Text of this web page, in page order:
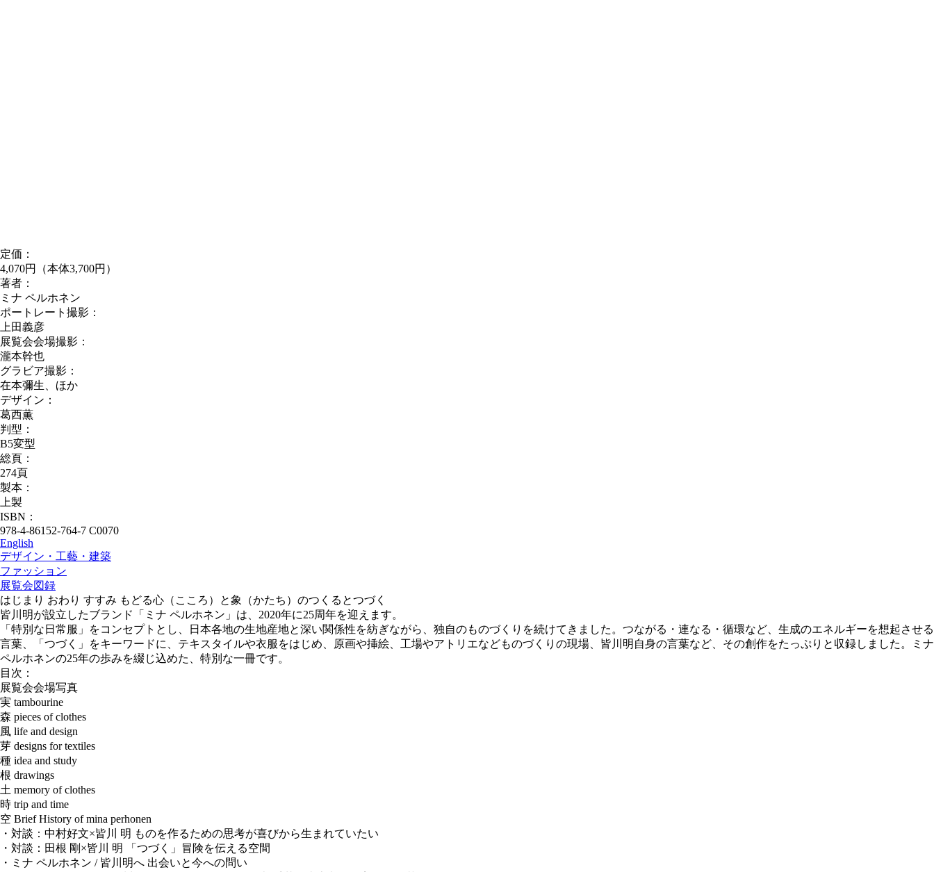
定価：
4,070円（本体3,700円）
著者：
ミナ ペルホネン
ポートレート撮影：
上田義彦
展覧会会場撮影：
瀧本幹也
グラビア撮影：
在本彌生、ほか
デザイン：
葛西薫
判型：
B5変型
総頁：
274頁
製本：
上製
ISBN：
978-4-86152-764-7 C0070
English
デザイン・工藝・建築
ファッション
展覧会図録
はじまり おわり すすみ もどる心（こころ）と象（かたち）のつくるとつづく
皆川明が設立したブランド「ミナ ペルホネン」は、2020年に25周年を迎えます。
「特別な日常服」をコンセプトとし、日本各地の生地産地と深い関係性を紡ぎながら、独自のものづくりを続けてきました。つながる・連なる・循環など、生成のエネルギーを想起させる
言葉、「つづく」をキーワードに、テキスタイルや衣服をはじめ、原画や挿絵、工場やアトリエなどものづくりの現場、皆川明自身の言葉など、その創作をたっぷりと収録しました。ミナ
ペルホネンの25年の歩みを綴じ込めた、特別な一冊です。
目次：
展覧会会場写真
実 tambourine
森 pieces of clothes
風 life and design
芽 designs for textiles
種 idea and study
根 drawings
土 memory of clothes
時 trip and time
空 Brief History of mina perhonen
・対談：中村好文×皆川 明 ものを作るための思考が喜びから生まれていたい
・対談：田根 剛×皆川 明 「つづく」冒険を伝える空間
・ミナ ペルホネン / 皆川明へ 出会いと今への問い